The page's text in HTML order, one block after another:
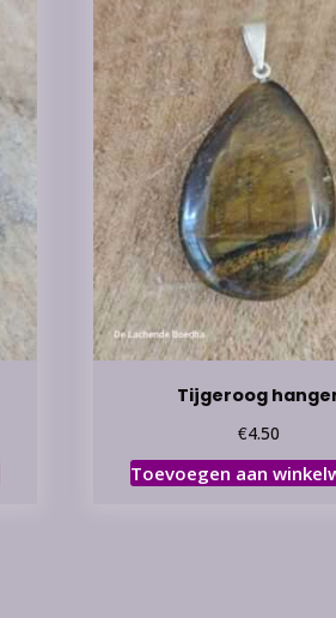
Tijgeroog
€4.50
Toevoegen aan